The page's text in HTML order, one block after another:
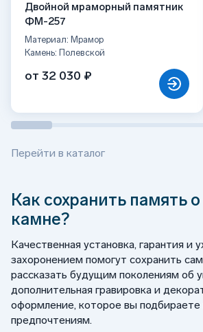
Двойной мраморный памятник
ФМ-257
Материал: Мрамор
Камень: Полевской
от 32 030 ₽
Перейти в каталог
Как сохранить память
камне?
Качественная установка, гарантия и
захоронением помогут сохранить
рассказать будущим поколениям
дополнительная гравировка и
оформление, которое вы подбираете
предпочтениям.